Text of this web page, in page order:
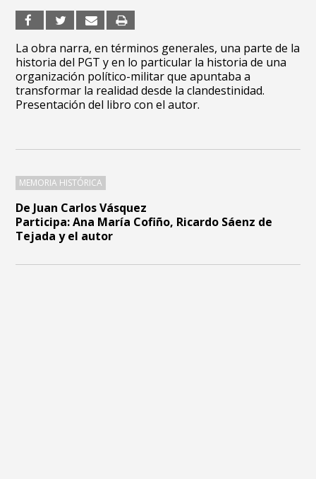
De Juan Carlos Vásquez
Participa: Ana María Cofiño, Ricardo Sáenz de
Tejada y el autor
La obra narra, en términos generales, una parte de la
historia del PGT y en lo particular la historia de una
organización político-militar que apuntaba a
transformar la realidad desde la clandestinidad.
Presentación del libro con el autor.
MEMORIA HISTÓRICA